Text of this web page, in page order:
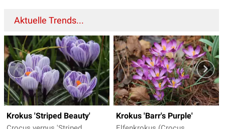
Aktuelle Trends...
Krokus 'Striped Beauty' Krokus 'Barr's Purple'